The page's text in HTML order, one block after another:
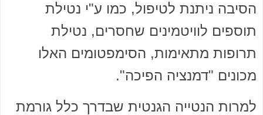
הסיבה ניתנת לטיפול, כמו ע"י נטילת
תוספים לוויטמינים שחסרים, נטילת
תרופות מתאימות, הסימפטומים האלו
מכונים "דמנציה הפיכה".
למרות הנטייה הגנטית שבדרך כלל גורמת